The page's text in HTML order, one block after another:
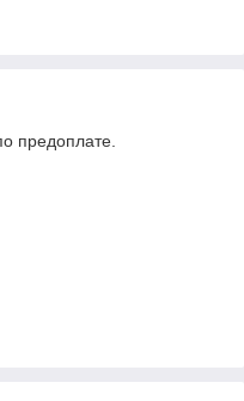
предоплате.